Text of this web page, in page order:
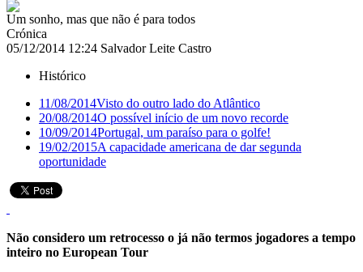
Um sonho, mas que não é para todos
Crónica
05/12/2014 12:24 Salvador Leite Castro
Histórico
11/08/2014Visto do outro lado do Atlântico
20/08/2014O possível início de um novo recorde
10/09/2014Portugal, um paraíso para o golfe!
19/02/2015A capacidade americana de dar segunda
oportunidade
Não considero um retrocesso o já não termos jogadores a tempo
inteiro no European Tour